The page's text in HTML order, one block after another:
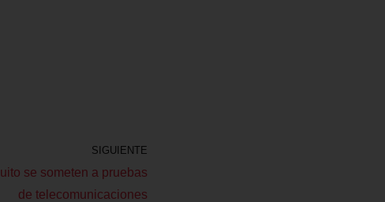
SIGUIENTE
se someten a pruebas
de telecomunicaciones